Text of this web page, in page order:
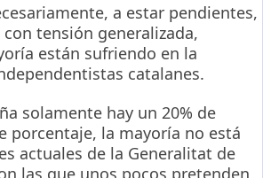
a estar pendientes,
tensión generalizada,
están sufriendo en la
catalanes.
solamente hay un 20% de
porcentaje, la mayoría no está
actuales de la Generalitat de